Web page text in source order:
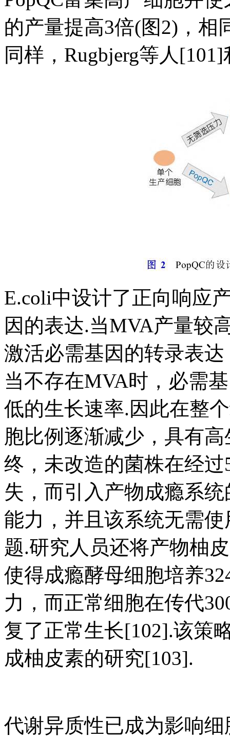
的产量提高3倍(图2)，相
同样，Rugbjerg等人
E.coli中设计了正向响应
因的表达.当MVA产量较
激活必需基因的转录表
当不存在MVA时，必需
低的生长速率.因此在整
胞比例逐渐减少，具有
终，未改造的菌株在经
失，而引入产物成瘾系
能力，并且该系统无需
题.研究人员还将产物柚
使得成瘾酵母细胞培养
力，而正常细胞在传代
复了正常生长[102].该策
成柚皮素的研究[103].
代谢异质性已成为影响